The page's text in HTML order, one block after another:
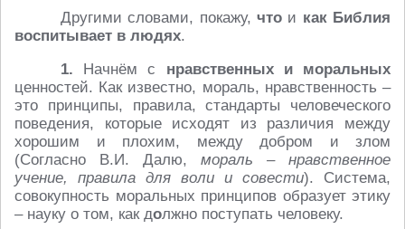
Другими словами, покажу, что и как Библия
воспитывает в людях.
1. Начнём с нравственных и моральных
ценностей. Как известно, мораль, нравственность –
это принципы, правила, стандарты человеческого
поведения, которые исходят из различия между
хорошим и плохим, между добром и злом
(Согласно В.И. Далю, мораль – нравственное
учение, правила для воли и совести). Система,
совокупность моральных принципов образует этику
– науку о том, как должно поступать человеку.